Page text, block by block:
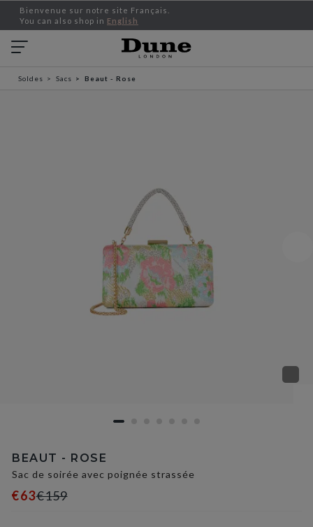
Bienvenue sur notre site Français.
You can also shop in English
Soldes Sacs Beaut - Rose
BEAUT - ROSE
Sac de soirée avec poignée strassée
€63€159